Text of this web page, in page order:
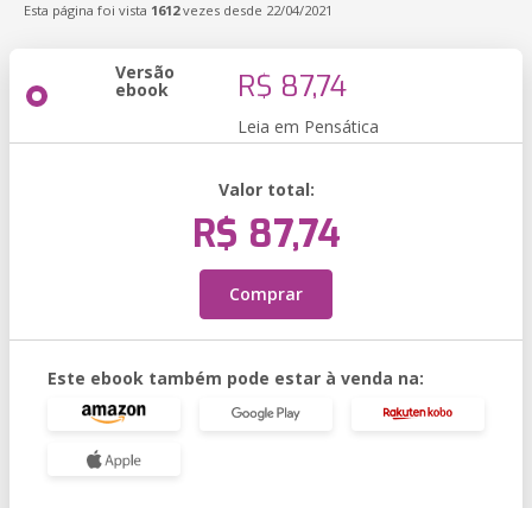
Esta página foi vista 1612vezes desde 22/04/2021
Versão
ebook R$ 87,74
Leia em Pensática
Valor total:
R$ 87,74
Comprar
Este ebook também pode estar à venda na: